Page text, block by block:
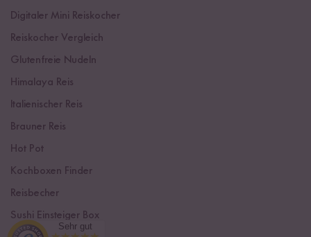
Digitaler Mini Reiskocher
Reiskocher Vergleich
Glutenfreie Nudeln
Himalaya Reis
Italienischer Reis
Brauner Reis
Hot Pot
Kochboxen Finder
Reisbecher
Sushi Einsteiger Box
Sehr gut